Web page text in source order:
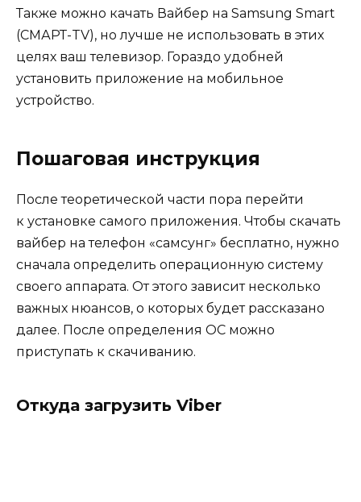
Также можно качать Вайбер на Samsung Smart
(СМАРТ-TV), но лучше не использовать в этих
целях ваш телевизор. Гораздо удобней
установить приложение на мобильное
устройство.
Пошаговая инструкция
После теоретической части пора перейти
к установке самого приложения. Чтобы скачать
вайбер на телефон «самсунг» бесплатно, нужно
сначала определить операционную систему
своего аппарата. От этого зависит несколько
важных нюансов, о которых будет рассказано
далее. После определения ОС можно
приступать к скачиванию.
Откуда загрузить Viber